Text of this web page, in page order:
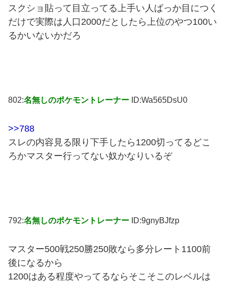
スクショ貼って目立ってる上手い人ばっか目につく
だけで実際は人口2000だとしたら上位のやつ100い
るかいないかだろ
802:名無しのポケモントレーナー ID:Wa565DsU0
>>788
スレの内容見る限り下手したら1200切ってるどこ
ろかマスター行ってない奴かなりいるぞ
792:名無しのポケモントレーナー ID:9gnyBJfzp
マスター500戦250勝250敗なら多分レート1100前
後になるから
1200はある程度やってるならそこそこのレベルは